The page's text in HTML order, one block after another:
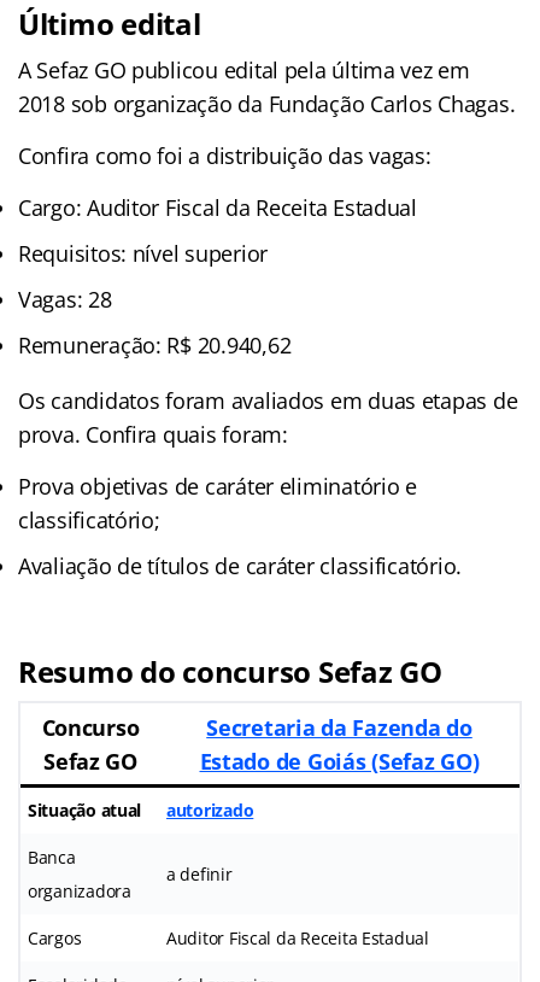
Último edital
A Sefaz GO publicou edital pela última vez em
2018 sob organização da Fundação Carlos Chagas.
Confira como foi a distribuição das vagas:
Cargo: Auditor Fiscal da Receita Estadual
Requisitos: nível superior
Vagas: 28
Remuneração: R$ 20.940,62
Os candidatos foram avaliados em duas etapas de
prova. Confira quais foram:
Prova objetivas de caráter eliminatório e
classificatório;
Avaliação de títulos de caráter classificatório.
Resumo do concurso Sefaz GO
Concurso
Sefaz GO
Secretaria da Fazenda do
Estado de Goiás (Sefaz GO)
Situação atual autorizado
Banca
organizadora
a definir
Cargos Auditor Fiscal da Receita Estadual